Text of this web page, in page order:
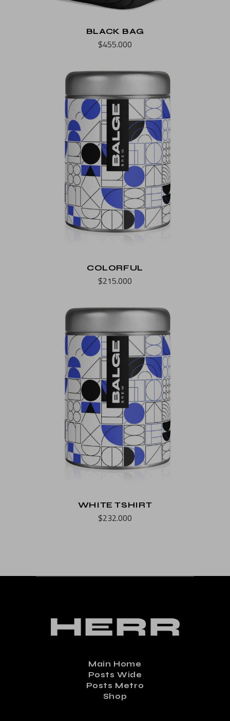
BLACK BAG
$455.000
COLORFUL
$215.000
WHITE TSHIRT
$232.000
Main Home
Posts Wide
Posts Metro
Shop